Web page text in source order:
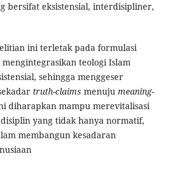
bersifat eksistensial, interdisipliner,
ini terletak pada formulasi
teologi Islam
sehingga menggeser
truth-claims menuju meaning-
diharapkan mampu merevitalisasi
yang tidak hanya normatif,
membangun kesadaran